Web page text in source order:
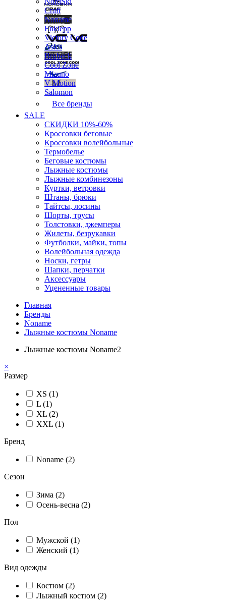
Craft
Noname
Enklepp
Victory Code
Asics
Brubeck
Cool Zone
Mizuno
V-Motion
Salomon
Все бренды
SALE
СКИДКИ 10%-60%
Кроссовки беговые
Кроссовки волейбольные
Термобелье
Беговые костюмы
Лыжные костюмы
Лыжные комбинезоны
Куртки, ветровки
Штаны, брюки
Тайтсы, лосины
Шорты, трусы
Толстовки, джемперы
Жилеты, безрукавки
Футболки, майки, топы
Волейбольная одежда
Носки, гетры
Шапки, перчатки
Аксессуары
Уцененные товары
Главная
Бренды
Noname
Лыжные костюмы Noname
Лыжные костюмы Noname2
×
Размер
XS (1)
L (1)
XL (2)
XXL (1)
Бренд
Noname (2)
Сезон
Зима (2)
Осень-весна (2)
Пол
Мужской (1)
Женский (1)
Вид одежды
Костюм (2)
Лыжный костюм (2)